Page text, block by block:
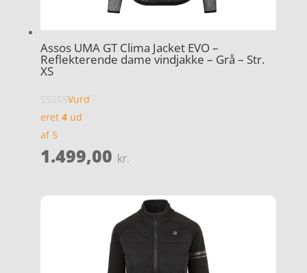
Assos UMA GT Clima Jacket EVO –
Reflekterende dame vindjakke – Grå – Str.
XS
Vurd
eret 4ud
af 5
1.499,00 kr.